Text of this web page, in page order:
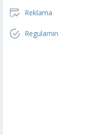
Reklama
Regulamin